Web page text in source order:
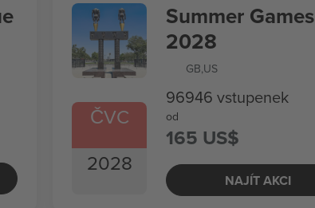
ČVC
2028
Summer Games
2028
GB,US
96946 vstupenek
od
165 US$
NAJÍT AKCI